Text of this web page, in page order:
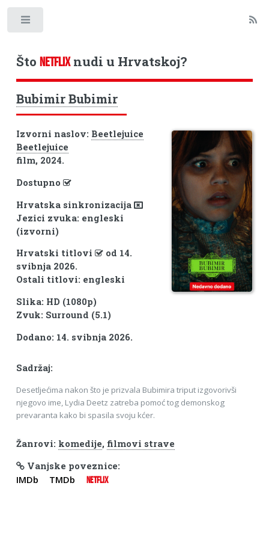
Što NETFLIXnudi u Hrvatskoj?
Bubimir Bubimir
Izvorni naslov: Beetlejuice
Beetlejuice
film, 2024.
Dostupno
Hrvatska sinkronizacija
Jezici zvuka: engleski
(izvorni)
Hrvatski titlovi
od 14.
svibnja 2026.
Ostali titlovi: engleski
Slika: HD (1080p)
Zvuk: Surround (5.1)
Dodano: 14. svibnja 2026.
Sadržaj:
Desetljećima nakon što je prizvala Bubimira triput izgovorivši
njegovo ime, Lydia Deetz zatreba pomoć tog demonskog
prevaranta kako bi spasila svoju kćer.
Žanrovi: komedije, filmovi strave
Vanjske poveznice:
IMDb TMDb NETFLIX